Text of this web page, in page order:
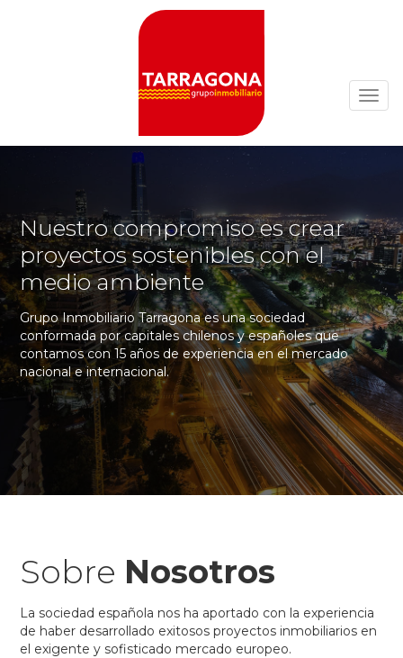
Nuestro compromiso es crear
proyectos sostenibles con el
medio ambiente
Grupo Inmobiliario Tarragona es una sociedad
conformada por capitales chilenos y españoles que
contamos con 15 años de experiencia en el mercado
nacional e internacional.
Sobre Nosotros
La sociedad española nos ha aportado con la experiencia
de haber desarrollado exitosos proyectos inmobiliarios en
el exigente y sofisticado mercado europeo.